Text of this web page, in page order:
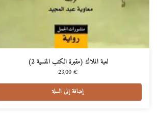
لعبة الملاك (مقبرة الكتب المنسية 2)
23,00€
إضافة إلى السلة